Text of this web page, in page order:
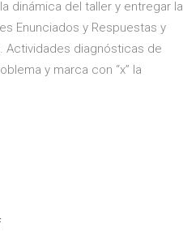
dinámica del taller y entregar la
Enunciados y Respuestas y
Actividades diagnósticas de
y marca con “x” la